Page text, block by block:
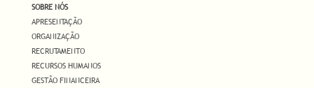
SOBRE NÓS
APRESENTAÇÃO
ORGANIZAÇÃO
RECRUTAMENTO
RECURSOS HUMANOS
GESTÃO FINANCEIRA